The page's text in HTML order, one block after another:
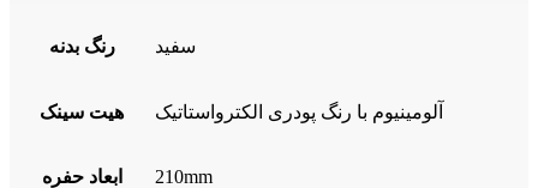
رنگ بدنه سفید
هیت سینک آلومینیوم با رنگ پودری الکترواستاتیک
ابعاد حفره 210mm